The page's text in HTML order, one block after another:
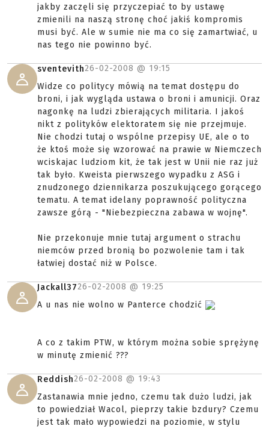
jakby zaczęli się przyczepiać to by ustawę
zmienili na naszą stronę choć jakiś kompromis
musi być. Ale w sumie nie ma co się zamartwiać, u
nas tego nie powinno być.
sventevith26-02-2008 @ 19:15
Widze co politycy mówią na temat dostępu do
broni, i jak wygląda ustawa o broni i amunicji. Oraz
nagonkę na ludzi zbierających militaria. I jakoś
nikt z polityków elektoratem się nie przejmuje.
Nie chodzi tutaj o wspólne przepisy UE, ale o to
że ktoś może się wzorować na prawie w Niemczech
wciskajac ludziom kit, że tak jest w Unii nie raz już
tak było. Kweista pierwszego wypadku z ASG i
znudzonego dziennikarza poszukującego gorącego
tematu. A temat idelany poprawność polityczna
zawsze górą - "Niebezpieczna zabawa w wojnę".
Nie przekonuje mnie tutaj argument o strachu
niemców przed bronią bo pozwolenie tam i tak
łatwiej dostać niż w Polsce.
Jackall3726-02-2008 @ 19:25
A u nas nie wolno w Panterce chodzić
A co z takim PTW, w którym można sobie sprężynę
w minutę zmienić ???
Reddish26-02-2008 @ 19:43
Zastanawia mnie jedno, czemu tak dużo ludzi, jak
to powiedział Wacol, pieprzy takie bzdury? Czemu
jest tak mało wypowiedzi na poziomie, w stylu